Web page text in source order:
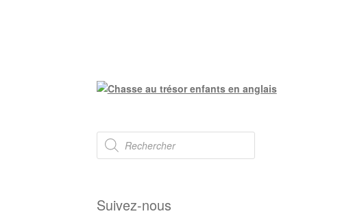
Recherche
de
produits
Suivez-nous